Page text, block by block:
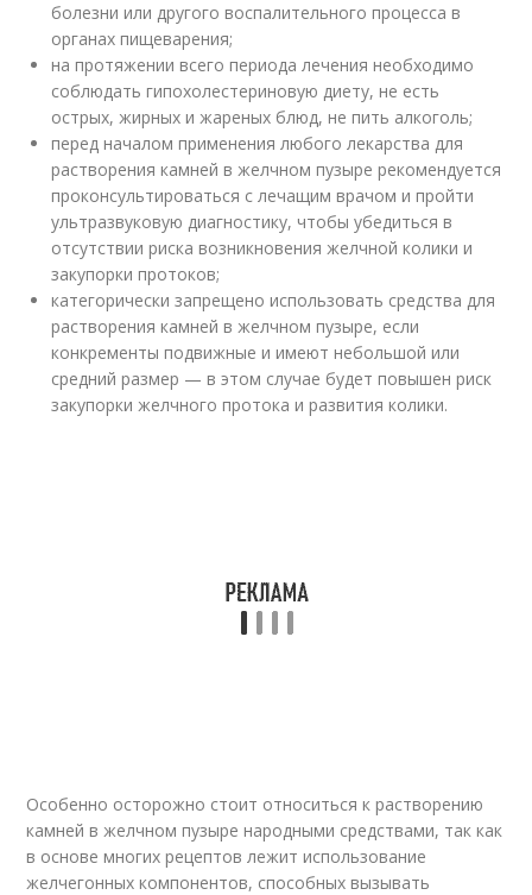
болезни или другого воспалительного процесса в
органах пищеварения;
на протяжении всего периода лечения необходимо
соблюдать гипохолестериновую диету, не есть
острых, жирных и жареных блюд, не пить алкоголь;
перед началом применения любого лекарства для
растворения камней в желчном пузыре рекомендуется
проконсультироваться с лечащим врачом и пройти
ультразвуковую диагностику, чтобы убедиться в
отсутствии риска возникновения желчной колики и
закупорки протоков;
категорически запрещено использовать средства для
растворения камней в желчном пузыре, если
конкременты подвижные и имеют небольшой или
средний размер — в этом случае будет повышен риск
закупорки желчного протока и развития колики.
Особенно осторожно стоит относиться к растворению
камней в желчном пузыре народными средствами, так как
в основе многих рецептов лежит использование
желчегонных компонентов, способных вызывать